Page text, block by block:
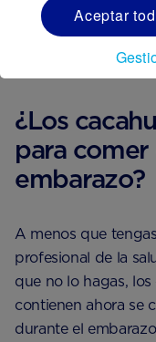
ÚNETE A
¿Los
para
embarazo?
A menos que
profesional de la
que no lo hagas,
contienen ahora se
durante el
Aceptar